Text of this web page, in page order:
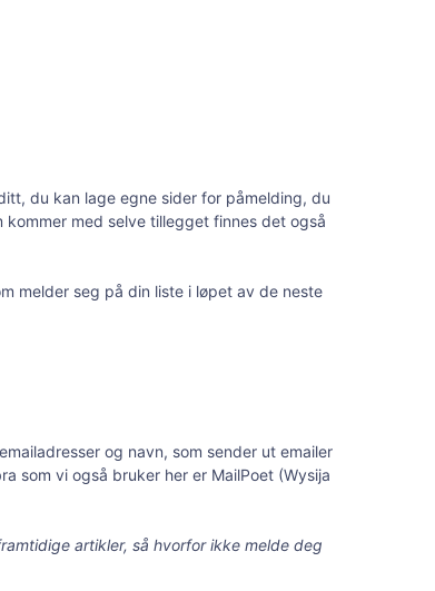
du kan lage egne sider for påmelding, du
med selve tillegget finnes det også
melder seg på din liste i løpet av de neste
og navn, som sender ut emailer
som vi også bruker her er MailPoet (Wysija
artikler, så hvorfor ikke melde deg